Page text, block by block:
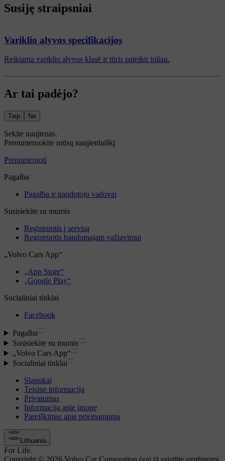
Susiję straipsniai
Variklio alyvos specifikacijos
Reikiama variklio alyvos klasė ir tūris pateikti toliau.
Ar tai padėjo?
Taip Ne